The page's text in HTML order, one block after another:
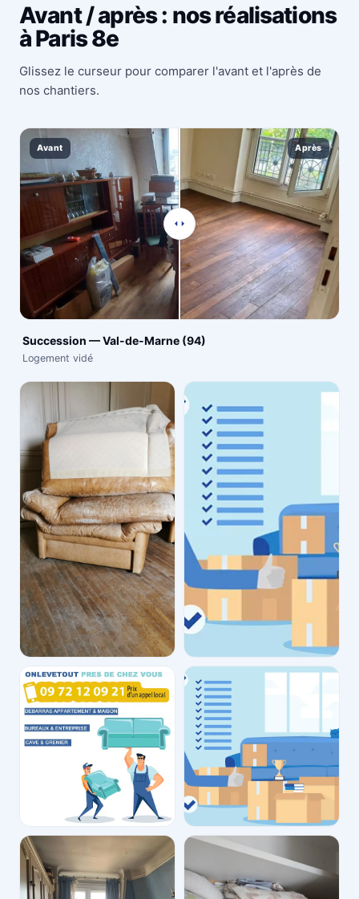
Avant / après : nos réalisations
à Paris 8e
Glissez le curseur pour comparer l'avant et l'après de
nos chantiers.
Avant Après
Succession — Val-de-Marne (94)
Logement vidé